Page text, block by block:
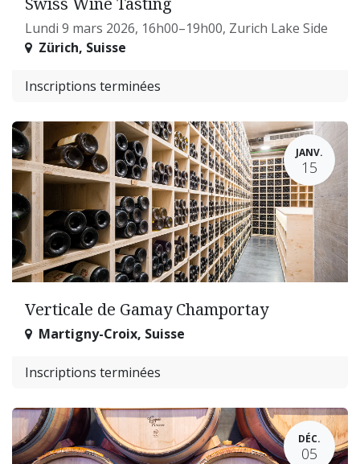
Lundi 9 mars 2026, 16h00–19h00, Zurich Lake Side
Zürich, Suisse
Inscriptions terminées
JANV.
15
Verticale de Gamay Champortay
Martigny-Croix, Suisse
Inscriptions terminées
DÉC.
05